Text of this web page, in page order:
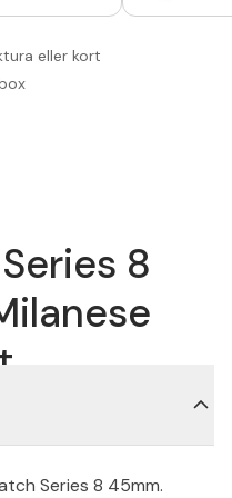
eller kort
8
Series 8 45mm.